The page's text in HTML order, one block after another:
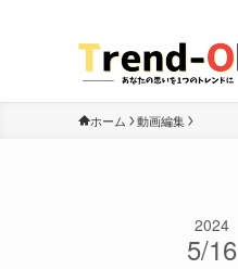
ホーム 動画編集
2024
5/16